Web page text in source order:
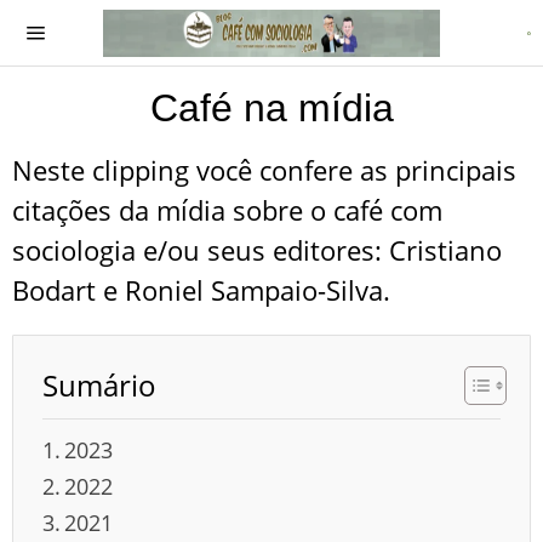
Café na mídia
Neste clipping você confere as principais
citações da mídia sobre o café com
sociologia e/ou seus editores: Cristiano
Bodart e Roniel Sampaio-Silva.
Sumário
2023
2022
2021